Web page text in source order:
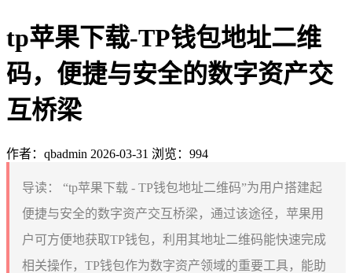
tp苹果下载-TP钱包地址二维
码，便捷与安全的数字资产交
互桥梁
作者：qbadmin 2026-03-31 浏览：994
导读：
“tp苹果下载 - TP钱包地址二维码”为用户搭建起
便捷与安全的数字资产交互桥梁，通过该途径，苹果用
户可方便地获取TP钱包，利用其地址二维码能快速完成
相关操作，TP钱包作为数字资产领域的重要工具，能助